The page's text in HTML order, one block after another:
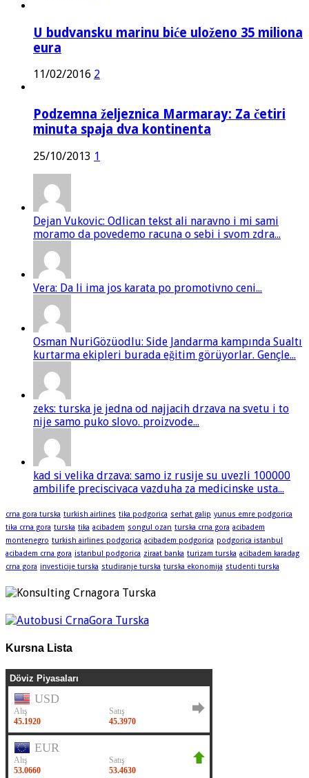
U budvansku marinu biće uloženo 35 miliona
eura
11/02/2016 2
Podzemna željeznica Marmaray: Za četiri
minuta spaja dva kontinenta
25/10/2013 1
Dejan Vukovic: Odlican tekst ali naravno i mi sami
moramo da povedemo racuna o sebi i svom zdra...
Vera: Da li ima jos karata po promotivno ceni...
Osman NuriGözüodlu: Side Jandarma kampında Sualtı
kurtarma ekipleri burada eğitim görüyorlar. Gençle...
zeks: turska je jedna od najjacih drzava na svetu i to
nije samo puko slovo. proizvode...
kad si velika drzava: samo iz rusije su uvezli 100000
ambilife preciscivaca vazduha za medicinske usta...
crna gora turska turkish airlines tika podgorica serhat galip yunus emre podgorica
tika crna gora turska tika acibadem songul ozan turska crna gora acibadem
montenegro turkish airlines podgorica acibadem podgorica podgorica istanbul
acibadem crna gora istanbul podgorica ziraat banka turizam turska acibadem karadag
crna gora investicije turska studiranje turska turska ekonomija studenti turska
Kursna Lista